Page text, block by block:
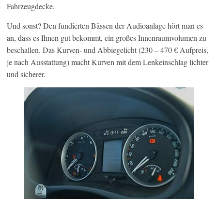
Fahrzeugdecke.
Und sonst? Den fundierten Bässen der Audioanlage hört man es
an, dass es Ihnen gut bekommt, ein großes Innenraumvolumen zu
beschallen. Das Kurven- und Abbiegelicht (230 – 470 € Aufpreis,
je nach Ausstattung) macht Kurven mit dem Lenkeinschlag lichter
und sicherer.